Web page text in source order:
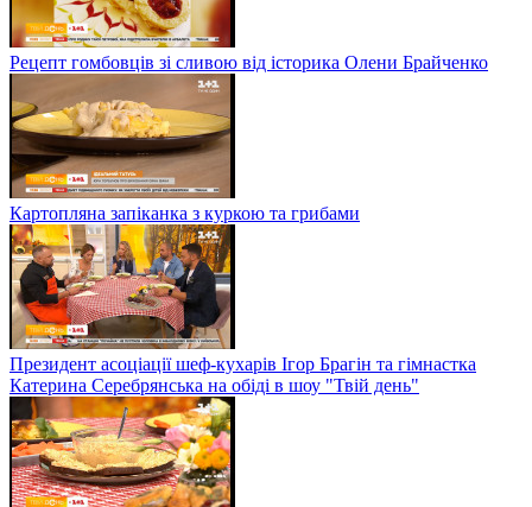
Рецепт гомбовців зі сливою від історика Олени Брайченко
Картопляна запіканка з куркою та грибами
Президент асоціації шеф-кухарів Ігор Брагін та гімнастка
Катерина Серебрянська на обіді в шоу "Твій день"